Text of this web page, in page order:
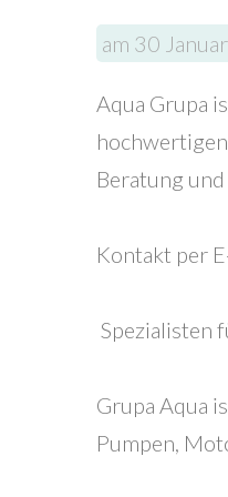
gute
geringerer
am 30
Aqua Grupa
Beratung
Kontakt per
Spezialisten
Grupa Aqua
Pumpen,